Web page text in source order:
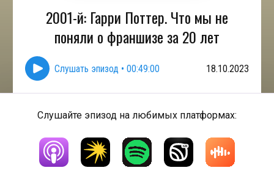
2001-й: Гарри Поттер. Что мы не
поняли о франшизе за 20 лет
Слушать эпизод • 00:49:00 18.10.2023
Слушайте эпизод на любимых платформах: